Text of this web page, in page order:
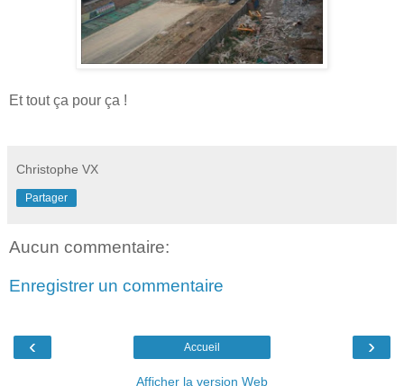
Et tout ça pour ça !
Christophe VX
Partager
Aucun commentaire:
Enregistrer un commentaire
‹ ›
Accueil
Afficher la version Web